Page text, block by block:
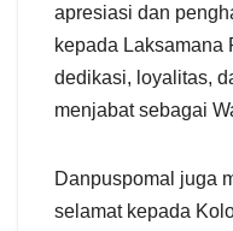
apresiasi dan
kepada Laksamana
dedikasi, loyalitas,
menjabat sebagai
Danpuspomal juga
selamat kepada